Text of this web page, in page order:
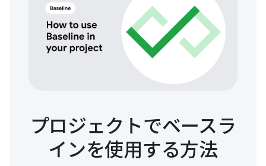
プロジェクトでベースラ
インを使用する方法